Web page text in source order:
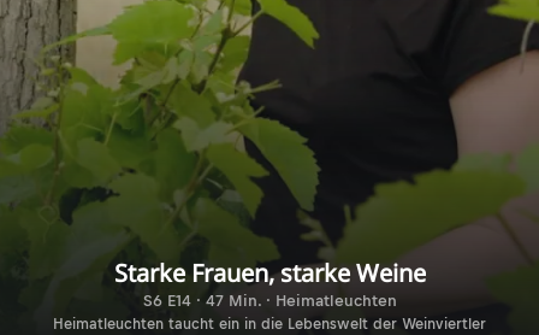
Starke Frauen, starke Weine
S6 E14 · 47 Min. · Heimatleuchten
Heimatleuchten taucht ein in die Lebenswelt der Weinviertler